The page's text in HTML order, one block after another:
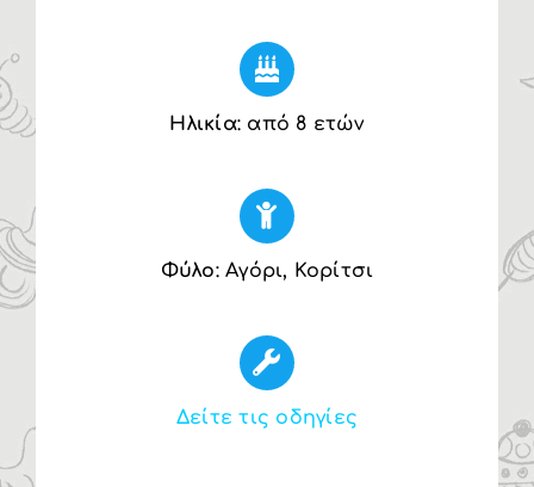
Ηλικία: από 8 ετών
Φύλο: Αγόρι, Κορίτσι
Δείτε τις οδηγίες